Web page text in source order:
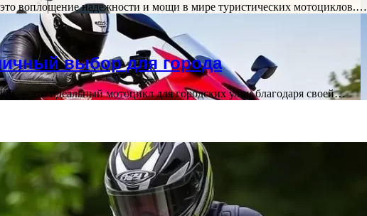
воплощение надежности и мощи в мире туристических мотоциклов.…
выбор для города
— это идеальный мотоцикл для городских улиц благодаря своей…